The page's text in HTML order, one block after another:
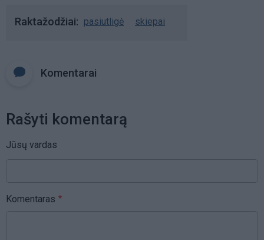
Raktažodžiai pasiutligė skiepai
Komentarai
Rašyti komentarą
Jūsų vardas
Komentaras